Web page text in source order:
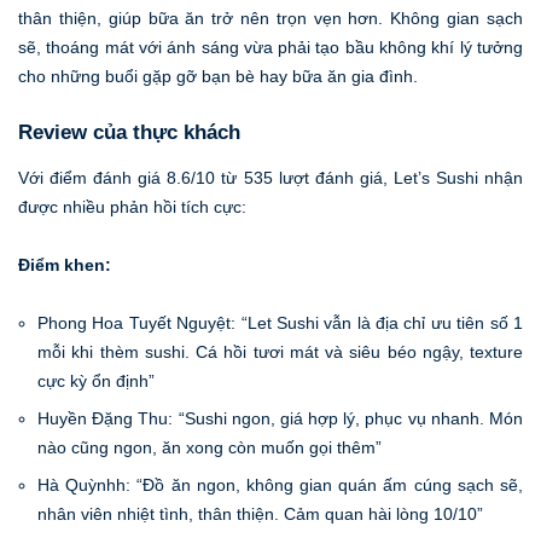
thân thiện, giúp bữa ăn trở nên trọn vẹn hơn. Không gian sạch
sẽ, thoáng mát với ánh sáng vừa phải tạo bầu không khí lý tưởng
cho những buổi gặp gỡ bạn bè hay bữa ăn gia đình.
Review của thực khách
Với điểm đánh giá 8.6/10 từ 535 lượt đánh giá, Let’s Sushi nhận
được nhiều phản hồi tích cực:
Điểm khen:
Phong Hoa Tuyết Nguyệt: “Let Sushi vẫn là địa chỉ ưu tiên số 1
mỗi khi thèm sushi. Cá hồi tươi mát và siêu béo ngậy, texture
cực kỳ ổn định”
Huyền Đặng Thu: “Sushi ngon, giá hợp lý, phục vụ nhanh. Món
nào cũng ngon, ăn xong còn muốn gọi thêm”
Hà Quỳnhh: “Đồ ăn ngon, không gian quán ấm cúng sạch sẽ,
nhân viên nhiệt tình, thân thiện. Cảm quan hài lòng 10/10”